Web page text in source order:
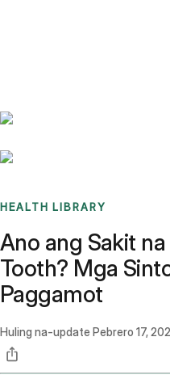
HEALTH LIBRARY
Ano ang Sakit
Tooth? Mga
Paggamot
Huling na-update Pebrero 17,